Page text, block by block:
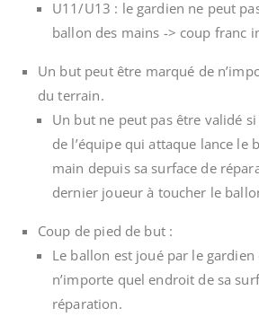
U11/U13 : le gardien ne peut
ballon des mains -> coup franc
Un but peut être marqué de
du terrain.
Un but ne peut pas être validé
de l’équipe qui attaque lance le
main depuis sa surface de
dernier joueur à toucher le
Coup de pied de but :
Le ballon est joué par le
n’importe quel endroit de sa
réparation.